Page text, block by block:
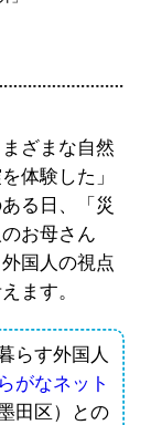
ざまな自然
体験した」
る日、「災
お母さん
国人の視点
ます。
らす外国人
がなネット
田区）との